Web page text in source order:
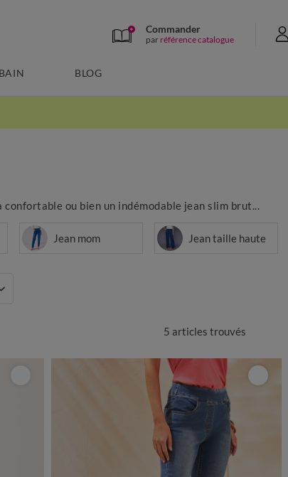
Commander
par référence catalogue
BAIN BLOG
ou bien un indémodable jean slim brut...
Jean mom Jean taille haute
5 articles trouvés